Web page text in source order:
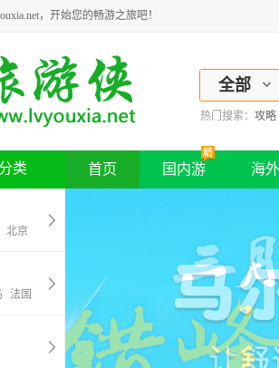
，开始您的畅游之旅吧！
全部
热门搜索： 攻略
类
北京
法国
首页 国内游 海